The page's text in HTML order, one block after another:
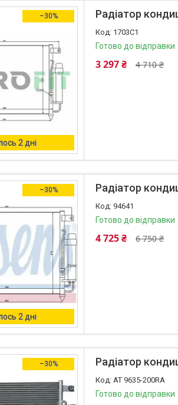
–30%
2 дні
Радіатор
1703C1
Готово до відправки
4 710 ₴
3 297 ₴
–30%
2 дні
Радіатор
94641
Готово до відправки
6 750 ₴
4 725 ₴
–30% Радіатор
AT 9635-200RA
Готово до відправки